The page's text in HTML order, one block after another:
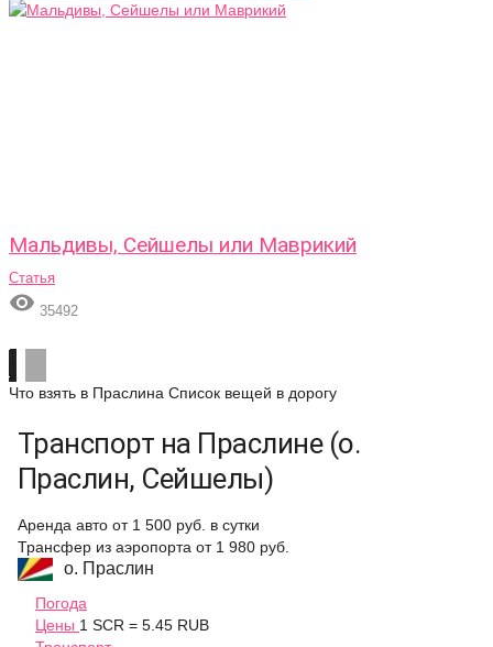
Мальдивы, Сейшелы или Маврикий
Статья
 35492
Что взять в Праслина Список вещей в дорогу
Транспорт на Праслине (о.
Праслин, Сейшелы)
Аренда авто от 1 500 руб. в сутки
Трансфер из аэропорта от 1 980 руб.
о. Праслин
Погода
Цены 1 SCR = 5.45 RUB